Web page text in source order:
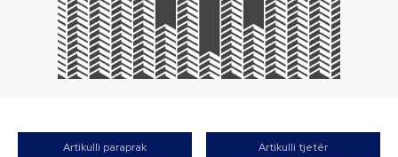
Artikulli paraprak Artikulli tjetër